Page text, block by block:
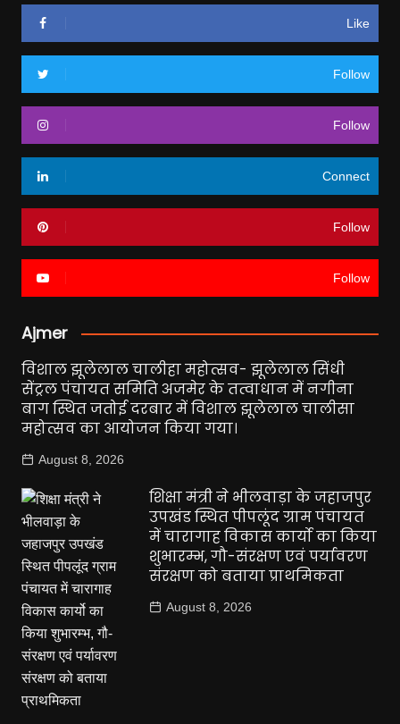
Like
Follow
Follow
Connect
Follow
Follow
Ajmer
विशाल झूलेलाल चालीहा महोत्सव- झूलेलाल सिंधी
सेंट्रल पंचायत समिति अजमेर के तत्वाधान में नगीना
बाग स्थित जतोई दरबार में विशाल झूलेलाल चालीसा
महोत्सव का आयोजन किया गया।
August 8, 2026
शिक्षा मंत्री ने भीलवाड़ा के जहाजपुर
उपखंड स्थित पीपलूंद ग्राम पंचायत
में चारागाह विकास कार्यो का किया
शुभारम्भ, गौ-संरक्षण एवं पर्यावरण
संरक्षण को बताया प्राथमिकता
August 8, 2026